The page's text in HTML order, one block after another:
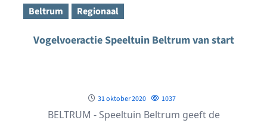
Beltrum Regionaal
Vogelvoeractie Speeltuin Beltrum van start
31 oktober 2020 1037
BELTRUM - Speeltuin Beltrum geeft de